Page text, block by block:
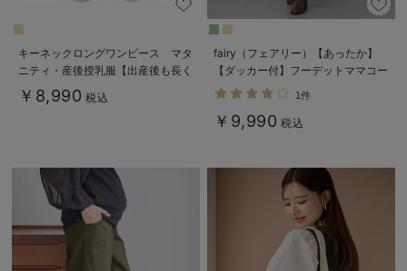
キーネックロングワンピース マタ
ニティ・産後授乳服【出産後も長く
使える】
￥8,990 税込
fairy（フェアリー）【あったか】
【ダッカー付】フーデットママコー
ト マタニティ・産後服【出産後も
1件
￥9,990 税込